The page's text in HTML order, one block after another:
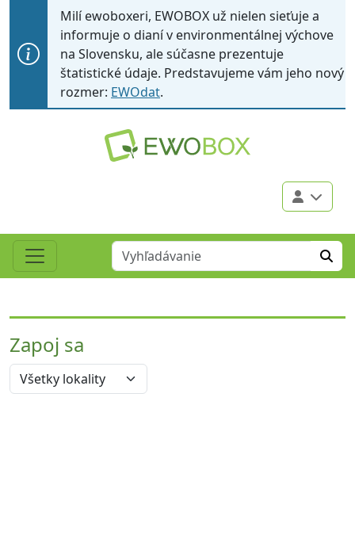
Milí ewoboxeri, EWOBOX už nielen sieťuje a
informuje o dianí v environmentálnej výchove
na Slovensku, ale súčasne prezentuje
štatistické údaje. Predstavujeme vám jeho nový
rozmer: EWOdat.
Zapoj sa